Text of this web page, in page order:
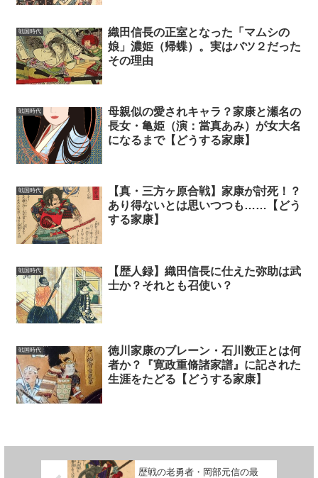
戦国時代
織田信長の正室となった「マムシの
娘」濃姫（帰蝶）。実はバツ２だった
その理由
戦国時代
母親似の愛されキャラ？家康と瀬名の
長女・亀姫（演：當真あみ）が女大名
になるまで【どうする家康】
戦国時代
【真・三方ヶ原合戦】家康が討死！？
あり得ないとは思いつつも……【どう
する家康】
戦国時代
【歴人録】織田信長に仕えた弥助は武
士か？それとも召使い？
戦国時代
徳川家康のブレーン・石川数正とは何
者か？『寛政重脩諸家譜』に記された
生涯をたどる【どうする家康】
歴戦の老勇者・岡部元信の最